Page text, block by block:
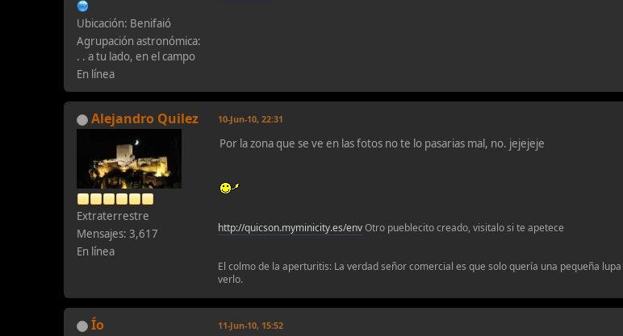
Ubicación: Benifaió
Agrupación astronómica:
. . a tu lado, en el campo
En línea
Alejandro Quilez
Extraterrestre
Mensajes: 3,617
En línea
10-Jun-10, 22:31
Por la zona que se ve en las fotos no te lo pasarias mal, no. jejejeje
http://quicson.myminicity.es/envOtro pueblecito creado, visitalo si te apetece
El colmo de la aperturitis: La verdad señor comercial es que solo quería una pequeña
verlo.
Ío 11-Jun-10, 15:52